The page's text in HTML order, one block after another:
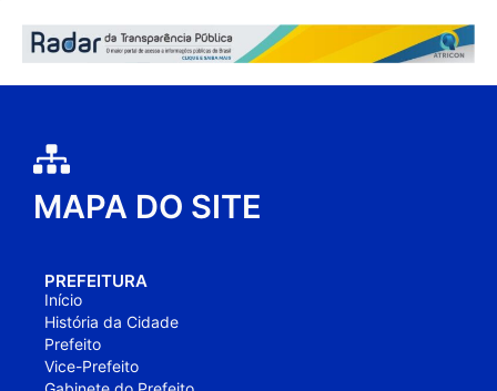
MAPA DO SITE
PREFEITURA
Início
História da Cidade
Prefeito
Vice-Prefeito